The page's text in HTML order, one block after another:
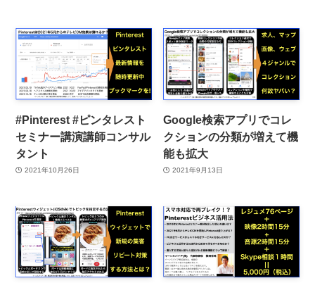
#Pinterest #ピンタレスト
セミナー講演講師コンサル
タント
2021年10月26日
Google検索アプリでコレ
クションの分類が増えて機
能も拡大
2021年9月13日